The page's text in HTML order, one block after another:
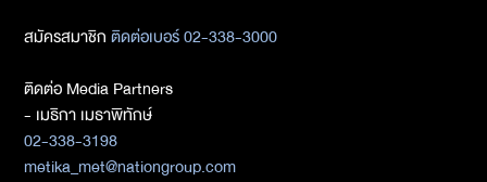
สมัครสมาชิกติดต่อเบอร์ 02-338-3000
ติดต่อ Media Partners
- เมธิกา เมธาพิทักษ์
02-338-3198
metika_met@nationgroup.com